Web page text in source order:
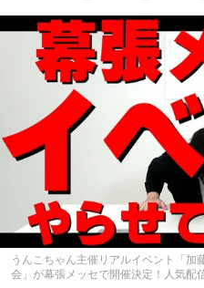
うんこちゃん主催リアルイベント「加
会」が幕張メッセで開催決定！人気配